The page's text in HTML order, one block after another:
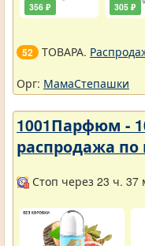
356 ₽ 305 ₽
52 ТОВАРА.
Орг: МамаСтепашки
1001Парфюм -
распродажа
Стоп через 23 ч. 37